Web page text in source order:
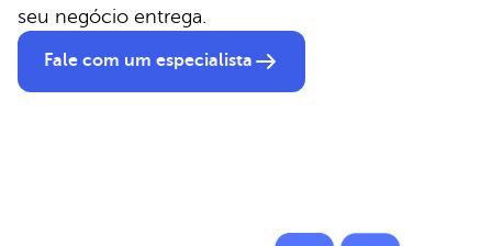
seu negócio entrega.
Fale com um especialista